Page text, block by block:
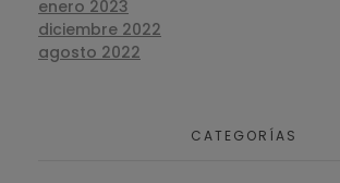
enero 2023
diciembre 2022
agosto 2022
CATEGORÍAS